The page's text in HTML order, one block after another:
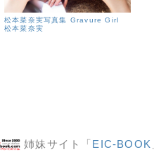
松本菜奈実写真集 Gravure Girl
松本菜奈実
姉妹サイト「EIC-BOOK